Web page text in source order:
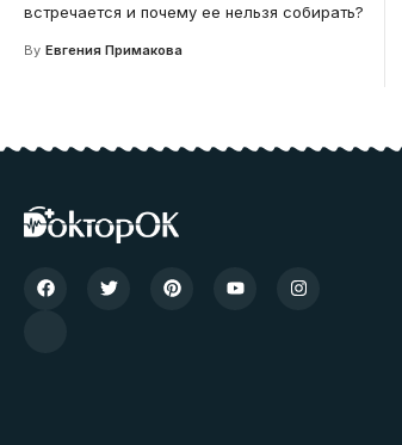
встречается и почему ее нельзя собирать?
By Евгения Примакова